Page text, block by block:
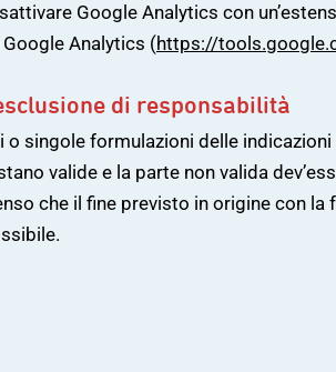
Google Analytics con
Analytics (https://
di responsabilità
o singole formulazioni delle
valide e la parte non valida
che il fine previsto in origine con la